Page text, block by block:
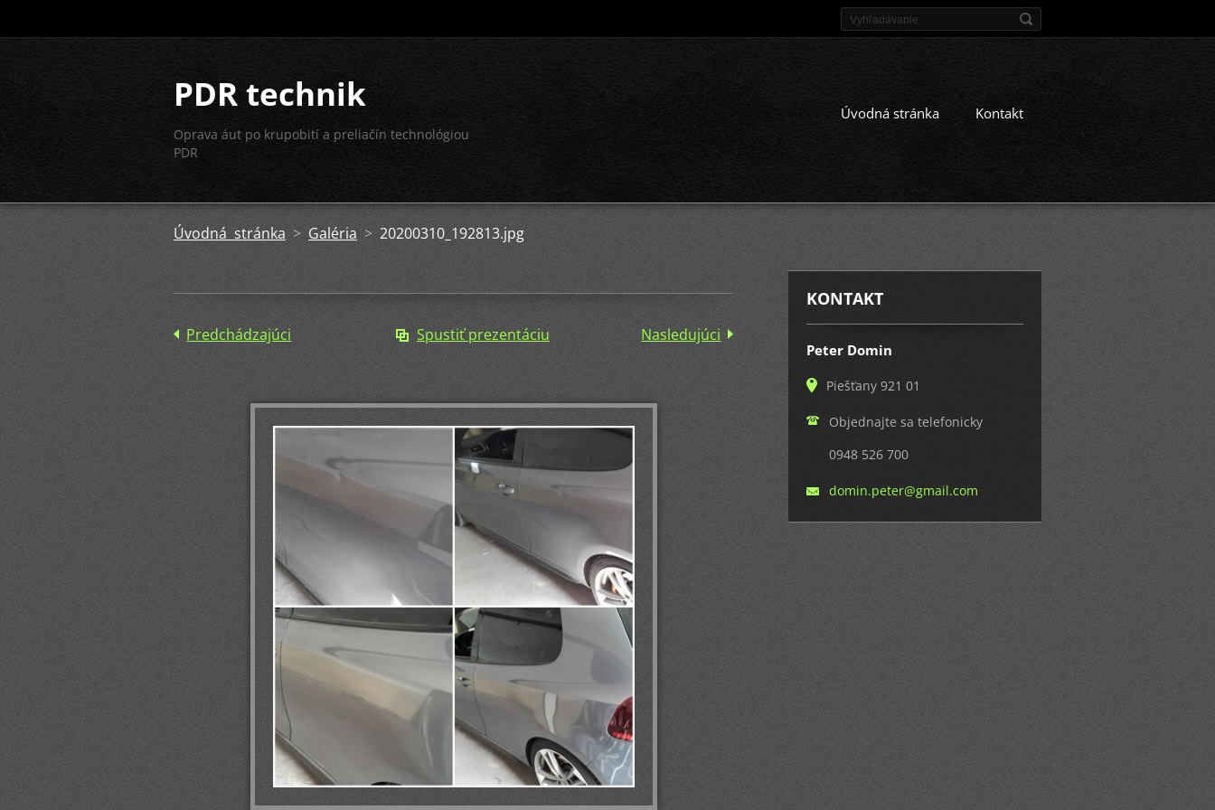
PDR technik
Oprava áut po krupobití a preliačín technológiou
PDR
Úvodná stránka Kontakt
Úvodná stránka > Galéria > 20200310_192813.jpg
Predchádzajúci Spustiť prezentáciu Nasledujúci
KONTAKT
Peter Domin
Piešťany 921 01
Objednajte sa telefonicky
0948 526 700
domin.peter@gmail.com